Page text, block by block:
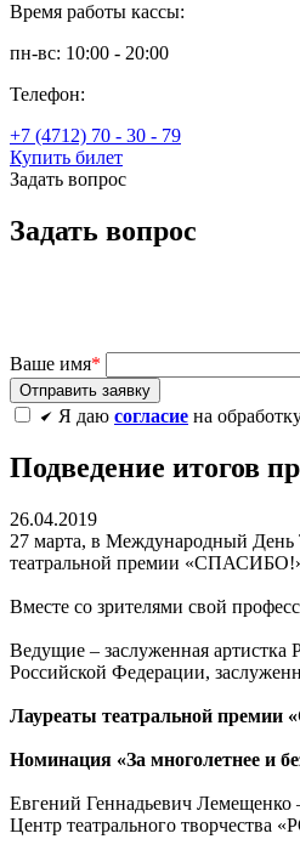
Время работы кассы:
пн-вс: 10:00 - 20:00
Телефон:
+7 (4712) 70 - 30 - 79
Купить билет
Задать вопрос
Задать вопрос
Ваше имя*
Я даю согласие на
Подведение итогов
26.04.2019
27 марта, в Международный День
театральной премии
Вместе со зрителями свой
Ведущие – заслуженная артистка
Российской Федерации,
Лауреаты театральной премии
Номинация «За многолетнее и
Евгений Геннадьевич Лемещенко
Центр театрального